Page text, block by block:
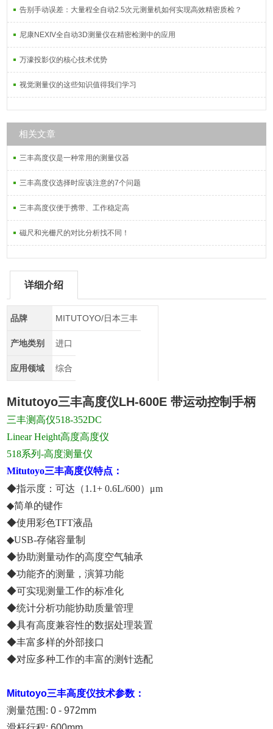
告别手动误差：大量程全自动2.5次元测量机如何实现高效精密质检？
尼康NEXIV全自动3D测量仪在精密检测中的应用
万濠投影仪的核心技术优势
视觉测量仪的这些知识值得我们学习
相关文章
三丰高度仪是一种常用的测量仪器
三丰高度仪选择时应该注意的7个问题
三丰高度仪便于携带、工作稳定高
磁尺和光栅尺的对比分析找不同！
详细介绍
品牌 MITUTOYO/日本三丰
产地类别 进口
应用领域 综合
Mitutoyo三丰高度仪LH-600E 带运动控制手柄
三丰测高仪518-352DC
Linear Height高度高度仪
518系列-高度测量仪
Mitutoyo三丰高度仪特点 ：
◆指示度：可达（1.1+ 0.6L/600）μm
◆简单的键作
◆使用彩色TFT液晶
◆USB-存储容量制
◆协助测量动作的高度空气轴承
◆功能齐的测量，演算功能
◆可实现测量工作的标准化
◆统计分析功能协助质量管理
◆具有高度兼容性的数据处理装置
◆丰富多样的外部接口
◆对应多种工作的丰富的测针选配
Mitutoyo三丰高度仪技术参数：
测量范围: 0 - 972mm